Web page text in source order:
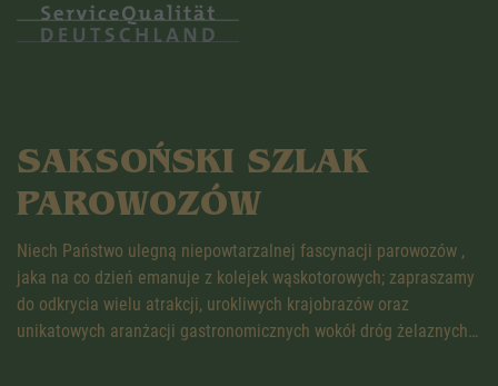
SAKSOŃSKI SZLAK
PAROWOZÓW
Niech Państwo ulegną niepowtarzalnej fascynacji parowozów ,
jaka na co dzień emanuje z kolejek wąskotorowych; zapraszamy
do odkrycia wielu atrakcji, urokliwych krajobrazów oraz
unikatowych aranżacji gastronomicznych wokół dróg żelaznych…